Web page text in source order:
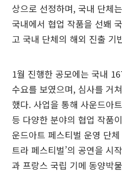
상으로 선정하며, 국내 단체
국내에서 협업 작품을 선봬
고 국내 단체의 해외 진출 기
1월 진행한 공모에는 국내
수요를 보였으며, 심사를 거
했다. 사업을 통해 사운드아
등 다양한 분야의 협업 작품
운드아트 페스티벌 운영 단체
트라 페스티벌’의 공연을 시
과 프랑스 국립 기메 동양박